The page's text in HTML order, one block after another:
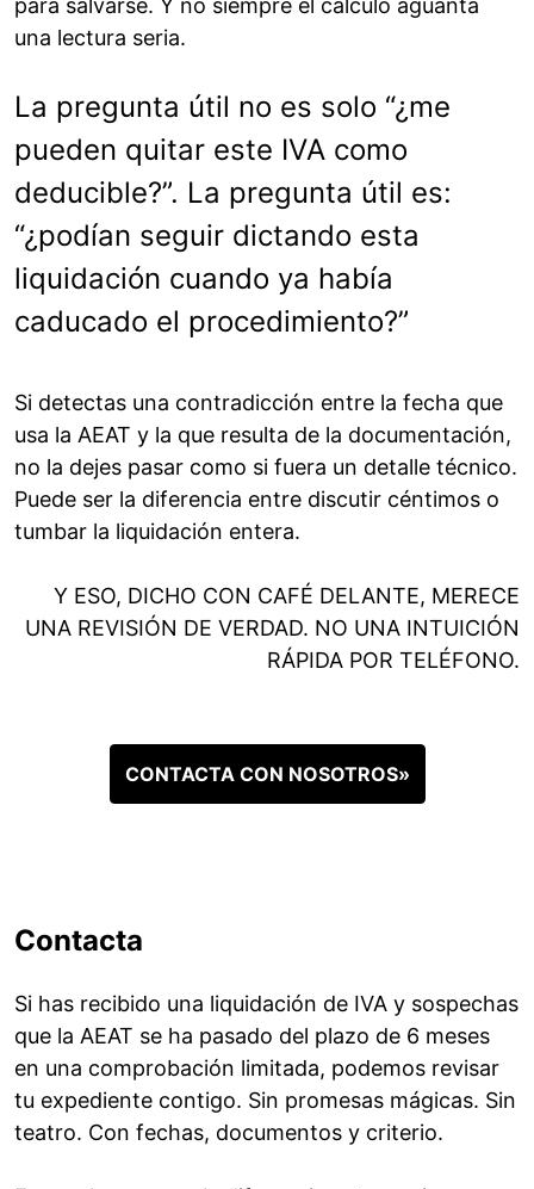
para salvarse. Y no siempre el cálculo aguanta
una lectura seria.
La pregunta útil no es solo “¿me
pueden quitar este IVA como
deducible?”. La pregunta útil es:
“¿podían seguir dictando esta
liquidación cuando ya había
caducado el procedimiento?”
Si detectas una contradicción entre la fecha que
usa la AEAT y la que resulta de la documentación,
no la dejes pasar como si fuera un detalle técnico.
Puede ser la diferencia entre discutir céntimos o
tumbar la liquidación entera.
Y ESO, DICHO CON CAFÉ DELANTE, MERECE
UNA REVISIÓN DE VERDAD. NO UNA INTUICIÓN
RÁPIDA POR TELÉFONO.
CONTACTA CON NOSOTROS»
Contacta
Si has recibido una liquidación de IVA y sospechas
que la AEAT se ha pasado del plazo de 6 meses
en una comprobación limitada, podemos revisar
tu expediente contigo. Sin promesas mágicas. Sin
teatro. Con fechas, documentos y criterio.